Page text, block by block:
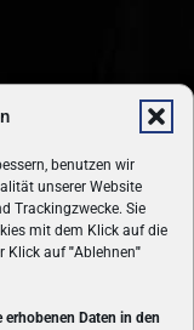
benutzen wir
unserer Website
Trackingzwecke. Sie
mit dem Klick auf die
Klick auf"Ablehnen"
Daten in den